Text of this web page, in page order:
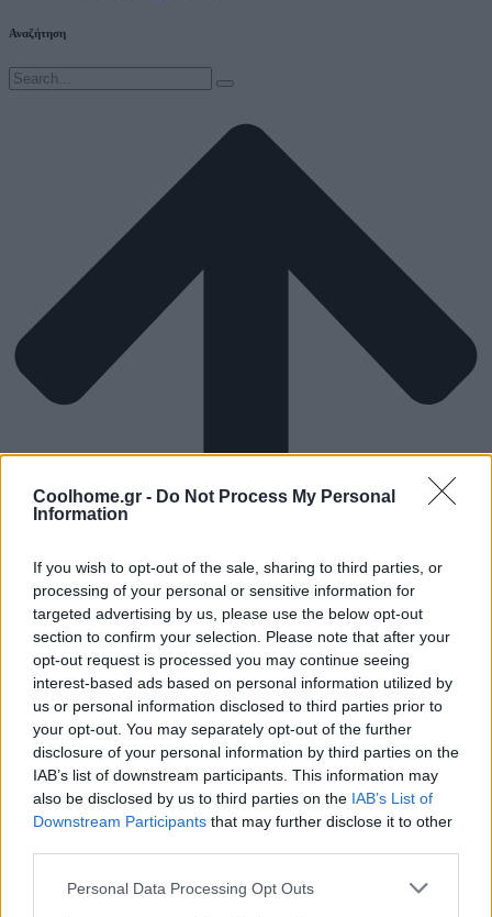
Coolhome.gr - Do Not Process My Personal
Information
If you wish to opt-out of the sale, sharing to third parties, or
processing of your personal or sensitive information for
targeted advertising by us, please use the below opt-out
section to confirm your selection. Please note that after your
opt-out request is processed you may continue seeing
interest-based ads based on personal information utilized by
us or personal information disclosed to third parties prior to
your opt-out. You may separately opt-out of the further
disclosure of your personal information by third parties on the
IAB’s list of downstream participants. This information may
also be disclosed by us to third parties on the IAB’s List of
Downstream Participants that may further disclose it to other
Personal Data Processing Opt Outs
Αναζήτηση
Home·Dolby Atmos
Ετικέτα:Dolby Atmos
INDOOR DECO,ΨΥΧΑΓΩΓΙΑ,
Ασύγκριτη ποιότητα ήχου από το νέο Sound Bar της LG!
5 Νοεμβρίου 2020